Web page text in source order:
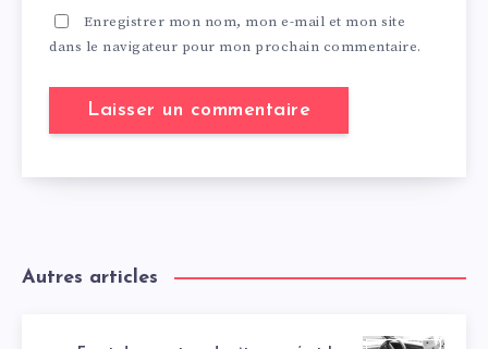
Enregistrer mon nom, mon e-mail et mon site
dans le navigateur pour mon prochain commentaire.
Autres articles